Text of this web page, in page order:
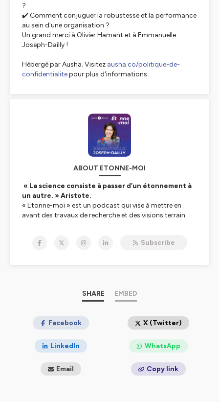
?
✔️ Comment conjuguer la robustesse et la performance
au sein d'une organisation ?
Un grand merci à Olivier Hamant et à Emmanuelle
Joseph-Dailly !
Hébergé par Ausha. Visitez ausha.co/politique-de-
confidentialitepour plus d'informations.
ABOUT ETONNE-MOI
« La science consiste à passer d’un étonnement à
un autre. » Aristote.
« Etonne-moi » est un podcast qui vise à mettre en
avant des travaux de recherche et des visions terrain
prospective, il donne la parole tant à des chercheurs,
transformations, en particulier sous l’angle humain.
nouvel habillage, de nouveaux invités... et bien sûr,
par la volonté de vous emmener sur un sentier de
questionnements.
Hébergé par Ausha. Visitez
ausha.co/politique-de-
Subscribe
SHARE EMBED
Facebook X (Twitter)
LinkedIn WhatsApp
Email Copy link